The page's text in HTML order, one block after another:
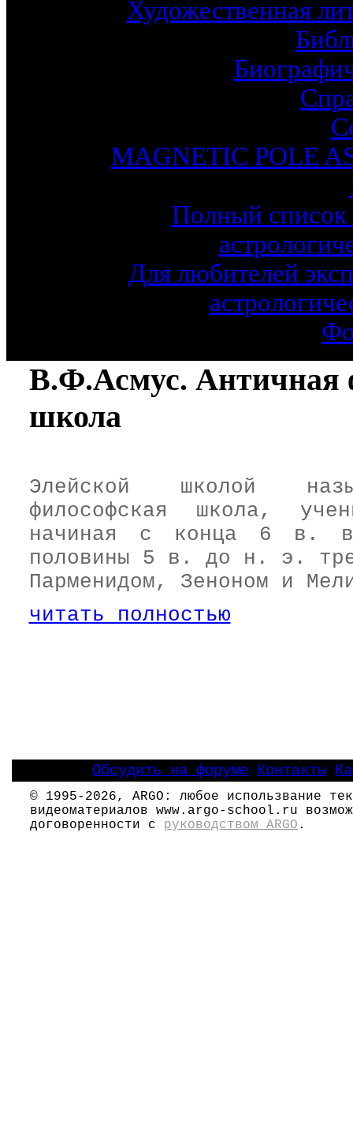
Художественная
MAGNETIC POLE
Полный список
Для любителей
В.Ф.Асмус. Античная
школа
Элейской школой
философская школа,
начиная с конца 6 в.
половины 5 в. до н. э.
Парменидом, Зеноном и
читать полностью
Обсудить на форуме Контакты
© 1995-2026, ARGO: любое использвание
видеоматериалов www.argo-school.ru
договоренности с руководством ARGO .